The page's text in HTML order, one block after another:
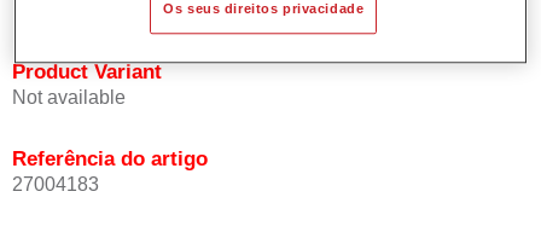
Product Variant
Not available
Referência do artigo
27004183
Os seus direitos privacidade